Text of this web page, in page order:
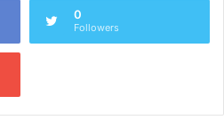
0
Followers